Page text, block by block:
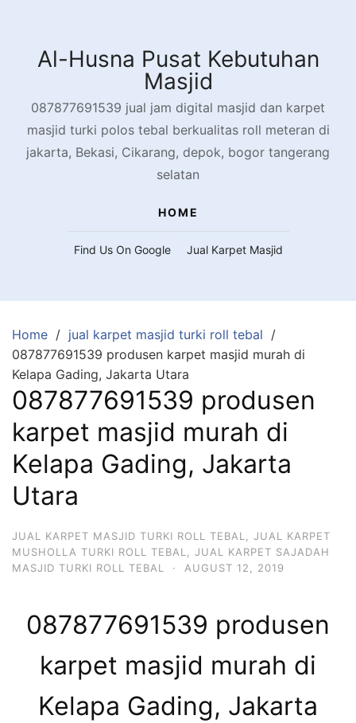
contentAl-Husna Pusat Kebutuhan
Masjid
087877691539 jual jam digital masjid dan karpet
masjid turki polos tebal berkualitas roll meteran di
jakarta, Bekasi, Cikarang, depok, bogor tangerang
selatan
HOME
Find Us On Google Jual Karpet Masjid
Home
jual karpet masjid turki roll tebal
087877691539 produsen karpet masjid murah di
Kelapa Gading, Jakarta Utara
087877691539 produsen
karpet masjid murah di
Kelapa Gading, Jakarta
Utara
JUAL KARPET MASJID TURKI ROLL TEBAL
JUAL KARPET
MUSHOLLA TURKI ROLL TEBAL
JUAL KARPET SAJADAH
MASJID TURKI ROLL TEBAL
· AUGUST 12, 2019
087877691539 produsen
karpet masjid murah di
Kelapa Gading, Jakarta